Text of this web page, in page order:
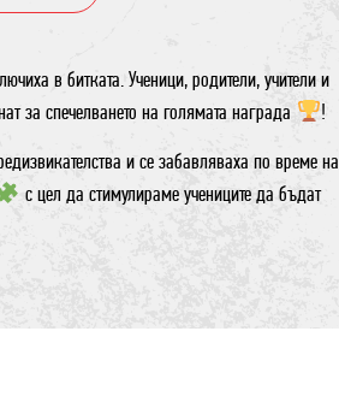
в битката. Ученици, родители, учители и
за спечелването на голямата награда
!
и се забавляваха по време на
с цел да стимулираме учениците да бъдат